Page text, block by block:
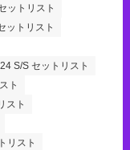
ットリスト
ットリスト
S/S セットリスト
ト
スト
リスト